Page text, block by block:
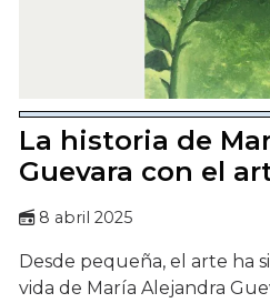
La historia de
Guevara con el
8 abril 2025
Desde pequeña, el arte ha
vida de María Alejandra